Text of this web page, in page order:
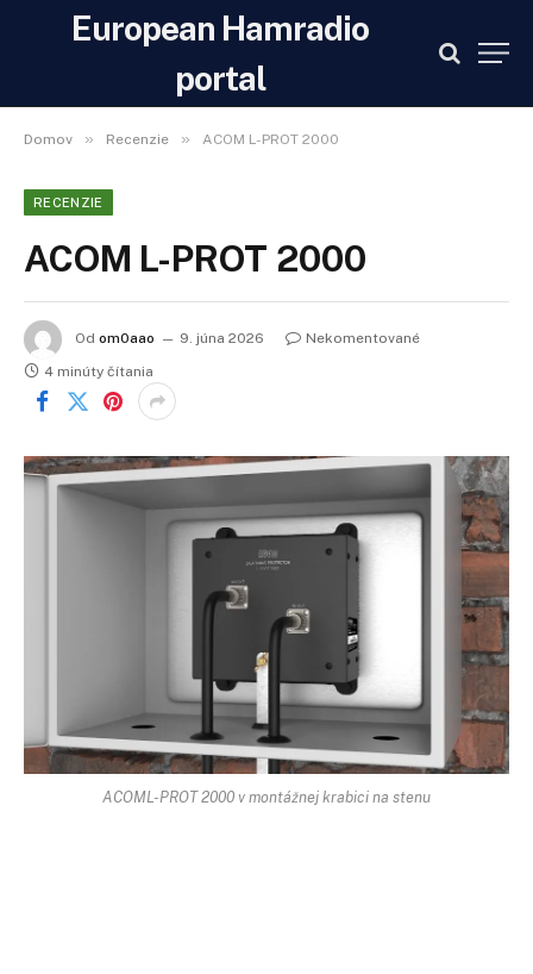
European Hamradio
portal
Domov » Recenzie » ACOM L-PROT 2000
RECENZIE
ACOM L-PROT 2000
Od om0aao 9. júna 2026
Nekomentované
4 minúty čítania
ACOML-PROT 2000 v montážnej krabici na stenu